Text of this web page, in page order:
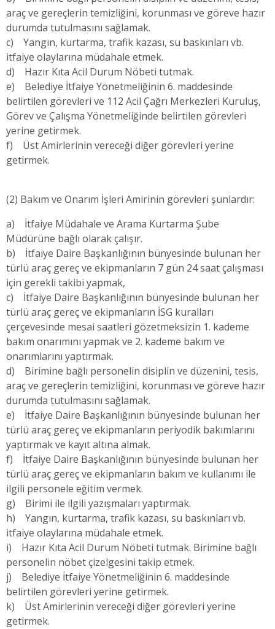
araç ve gereçlerin temizliğini, korunması ve göreve hazır
durumda tutulmasını sağlamak.
c) Yangın, kurtarma, trafik kazası, su baskınları vb.
itfaiye olaylarına müdahale etmek.
d) Hazır Kıta Acil Durum Nöbeti tutmak.
e) Belediye İtfaiye Yönetmeliğinin 6. maddesinde
belirtilen görevleri ve 112 Acil Çağrı Merkezleri Kuruluş,
Görev ve Çalışma Yönetmeliğinde belirtilen görevleri
yerine getirmek.
f) Üst Amirlerinin vereceği diğer görevleri yerine
getirmek.
(2) Bakım ve Onarım İşleri Amirinin görevleri şunlardır:
a) İtfaiye Müdahale ve Arama Kurtarma Şube
Müdürüne bağlı olarak çalışır.
b) İtfaiye Daire Başkanlığının bünyesinde bulunan her
türlü araç gereç ve ekipmanların 7 gün 24 saat çalışması
için gerekli takibi yapmak,
c) İtfaiye Daire Başkanlığının bünyesinde bulunan her
türlü araç gereç ve ekipmanların İSG kuralları
çerçevesinde mesai saatleri gözetmeksizin 1. kademe
bakım onarımını yapmak ve 2. kademe bakım ve
onarımlarını yaptırmak.
d) Birimine bağlı personelin disiplin ve düzenini, tesis,
araç ve gereçlerin temizliğini, korunması ve göreve hazır
durumda tutulmasını sağlamak.
e) İtfaiye Daire Başkanlığının bünyesinde bulunan her
türlü araç gereç ve ekipmanların periyodik bakımlarını
yaptırmak ve kayıt altına almak.
f) İtfaiye Daire Başkanlığının bünyesinde bulunan her
türlü araç gereç ve ekipmanların bakım ve kullanımı ile
ilgili personele eğitim vermek.
g) Birimi ile ilgili yazışmaları yaptırmak.
h) Yangın, kurtarma, trafik kazası, su baskınları vb.
itfaiye olaylarına müdahale etmek.
i) Hazır Kıta Acil Durum Nöbeti tutmak. Birimine bağlı
personelin nöbet çizelgesini takip etmek.
j) Belediye İtfaiye Yönetmeliğinin 6. maddesinde
belirtilen görevleri yerine getirmek.
k) Üst Amirlerinin vereceği diğer görevleri yerine
getirmek.